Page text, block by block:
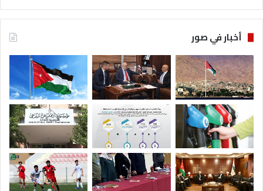
أخبار في صور